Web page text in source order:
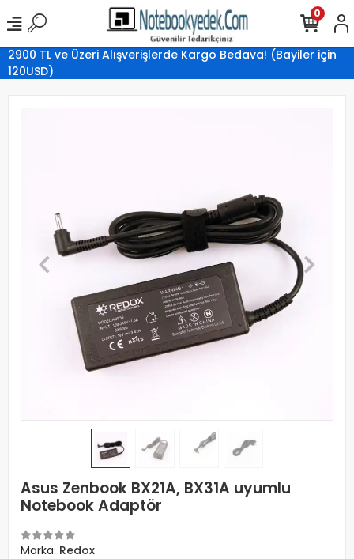
2900 TL ve Üzeri Alışverişlerde Kargo Bedava! (Bayiler için
120USD)
0
Asus Zenbook BX21A, BX31A uyumlu
Notebook Adaptör
Marka: Redox